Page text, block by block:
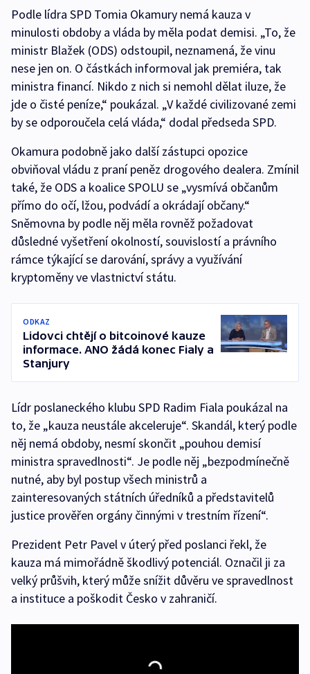
Podle lídra SPD Tomia Okamury nemá kauza v
minulosti obdoby a vláda by měla podat demisi. „To, že
ministr Blažek (ODS) odstoupil, neznamená, že vinu
nese jen on. O částkách informoval jak premiéra, tak
ministra financí. Nikdo z nich si nemohl dělat iluze, že
jde o čisté peníze,“ poukázal. „V každé civilizované zemi
by se odporoučela celá vláda,“ dodal předseda SPD.
Okamura podobně jako další zástupci opozice
obviňoval vládu z praní peněz drogového dealera. Zmínil
také, že ODS a koalice SPOLU se „vysmívá občanům
přímo do očí, lžou, podvádí a okrádají občany.“
Sněmovna by podle něj měla rovněž požadovat
důsledné vyšetření okolností, souvislostí a právního
rámce týkající se darování, správy a využívání
kryptoměny ve vlastnictví státu.
ODKAZ
Lidovci chtějí o bitcoinové kauze
informace. ANO žádá konec Fialy a
Stanjury
Lídr poslaneckého klubu SPD Radim Fiala poukázal na
to, že „kauza neustále akceleruje“. Skandál, který podle
něj nemá obdoby, nesmí skončit „pouhou demisí
ministra spravedlnosti“. Je podle něj „bezpodmínečně
nutné, aby byl postup všech ministrů a
zainteresovaných státních úředníků a představitelů
justice prověřen orgány činnými v trestním řízení“.
Prezident Petr Pavel v úterý před poslanci řekl, že
kauza má mimořádně škodlivý potenciál. Označil ji za
velký průšvih, který může snížit důvěru ve spravedlnost
a instituce a poškodit Česko v zahraničí.